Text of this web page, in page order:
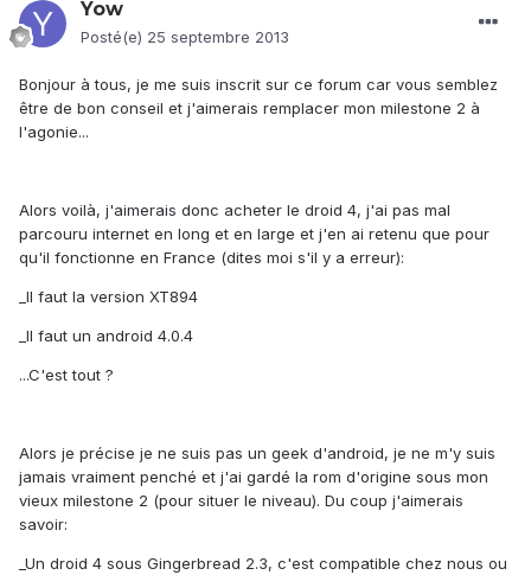
Yow
Posté(e) 25 septembre 2013
Bonjour à tous, je me suis inscrit sur ce forum car vous semblez
être de bon conseil et j'aimerais remplacer mon milestone 2 à
l'agonie...
Alors voilà, j'aimerais donc acheter le droid 4, j'ai pas mal
parcouru internet en long et en large et j'en ai retenu que pour
qu'il fonctionne en France (dites moi s'il y a erreur):
_Il faut la version XT894
_Il faut un android 4.0.4
...C'est tout ?
Alors je précise je ne suis pas un geek d'android, je ne m'y suis
jamais vraiment penché et j'ai gardé la rom d'origine sous mon
vieux milestone 2 (pour situer le niveau). Du coup j'aimerais
savoir:
_Un droid 4 sous Gingerbread 2.3, c'est compatible chez nous ou